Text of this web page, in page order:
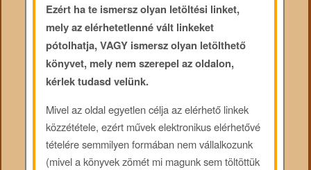
Ezért ha te ismersz olyan letöltési linket,
mely az elérhetetlenné vált linkeket
pótolhatja, VAGY ismersz olyan letölthető
könyvet, mely nem szerepel az oldalon,
kérlek tudasd velünk.
Mivel az oldal egyetlen célja az elérhető linkek
közzététele, ezért művek elektronikus elérhetővé
tételére semmilyen formában nem vállalkozunk
(mivel a könyvek zömét mi magunk sem töltöttük